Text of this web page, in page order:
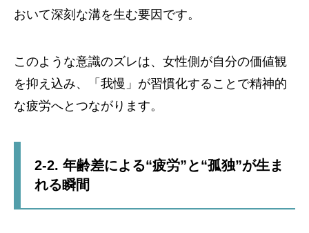
おいて深刻な溝を生む要因です。
このような意識のズレは、女性側が自分の価値観
を抑え込み、「我慢」が習慣化することで精神的
な疲労へとつながります。
2-2. 年齢差による“疲労”と“孤独”が生ま
れる瞬間